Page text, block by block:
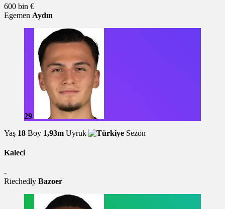
600 bin €
Egemen Aydın
29
Yaş 18 Boy 1,93m Uyruk Sezon
Kaleci
-
Riechedly Bazoer